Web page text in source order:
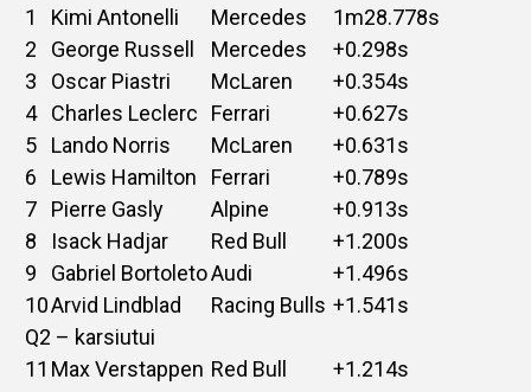
1
Kimi Antonelli Mercedes
1m28.778s
2
George Russell Mercedes
+0.298s
3
Oscar Piastri McLaren
+0.354s
4
Charles Leclerc Ferrari
+0.627s
5
Lando Norris McLaren
+0.631s
6
Lewis Hamilton Ferrari
+0.789s
7
Pierre Gasly Alpine
+0.913s
8
Isack Hadjar Red Bull
+1.200s
9
Gabriel BortoletoAudi
+1.496s
10Arvid Lindblad Racing Bulls +1.541s
Q2 – karsiutui
11 Max Verstappen Red Bull
+1.214s